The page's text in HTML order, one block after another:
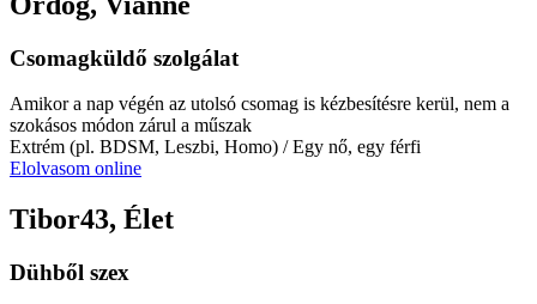
Csomagküldő szolgálat
Amikor a nap végén az utolsó csomag is kézbesítésre kerül, nem a
szokásos módon zárul a műszak
Extrém (pl. BDSM, Leszbi, Homo) / Egy nő, egy férfi
Elolvasom online
Tibor43, Élet
Dühből szex